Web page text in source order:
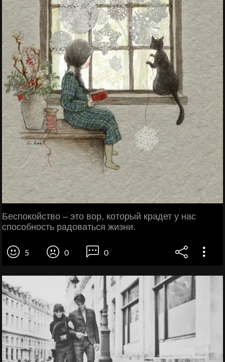
Беспокойство – это вор, который крадет у нас
способность радоваться жизни.
5 0 0